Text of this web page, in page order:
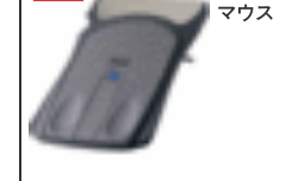
マウス